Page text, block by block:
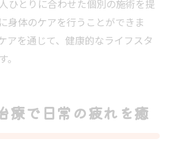
ひとりに合わせた個別の施術を提
身体のケアを行うことができま
アを通じて、健康的なライフスタ
療で日常の疲れを癒